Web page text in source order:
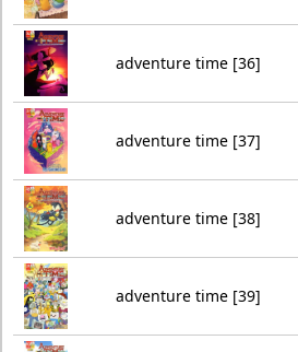
adventure time [36]
adventure time [37]
adventure time [38]
adventure time [39]